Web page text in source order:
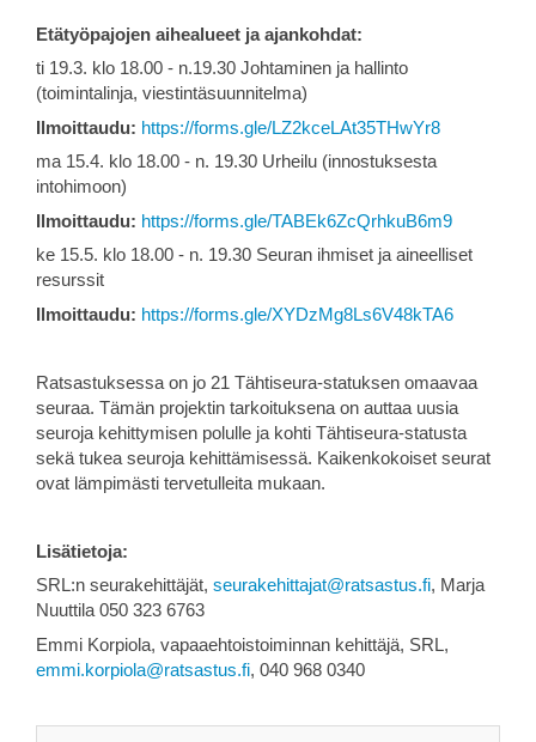
Etätyöpajojen aihealueet ja ajankohdat:
ti 19.3. klo 18.00 - n.19.30 Johtaminen ja hallinto
(toimintalinja, viestintäsuunnitelma)
Ilmoittaudu: https://forms.gle/LZ2kceLAt35THwYr8
ma 15.4. klo 18.00 - n. 19.30 Urheilu (innostuksesta
intohimoon)
Ilmoittaudu: https://forms.gle/TABEk6ZcQrhkuB6m9
ke 15.5. klo 18.00 - n. 19.30 Seuran ihmiset ja aineelliset
resurssit
Ilmoittaudu: https://forms.gle/XYDzMg8Ls6V48kTA6
Ratsastuksessa on jo 21 Tähtiseura-statuksen omaavaa
seuraa. Tämän projektin tarkoituksena on auttaa uusia
seuroja kehittymisen polulle ja kohti Tähtiseura-statusta
sekä tukea seuroja kehittämisessä. Kaikenkokoiset seurat
ovat lämpimästi tervetulleita mukaan.
Lisätietoja:
SRL:n seurakehittäjät, seurakehittajat@ratsastus.fi, Marja
Nuuttila 050 323 6763
Emmi Korpiola, vapaaehtoistoiminnan kehittäjä, SRL,
emmi.korpiola@ratsastus.fi, 040 968 0340